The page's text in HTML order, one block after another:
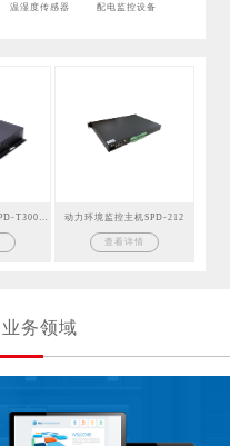
温湿度传感器 配电监控设备
动力环境监控主机SPD-212
查看详情
业务领域